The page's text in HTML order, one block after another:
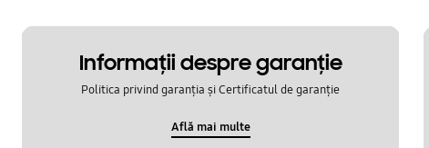
Informaţii despre garanţie
Politica privind garanția și Certificatul de garanție
Află mai multe